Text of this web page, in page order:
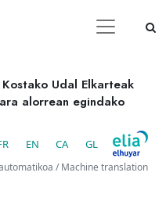
Udal Elkarteak
alorrean egindako
EN CA GL
/ Machine translation